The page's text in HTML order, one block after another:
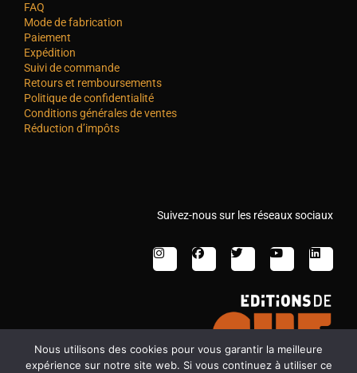
FAQ
Mode de fabrication
Paiement
Expédition
Suivi de commande
Retours et remboursements
Politique de confidentialité
Conditions générales de ventes
Réduction d’impôts
Suivez-nous sur les réseaux sociaux
Nous utilisons des cookies pour vous garantir la meilleure
expérience sur notre site web. Si vous continuez à utiliser ce